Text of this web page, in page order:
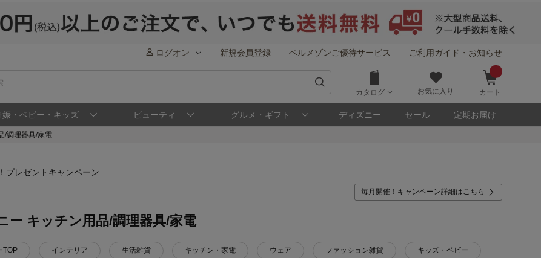
ログオン 新規会員登録 ベルメゾンご優待サービス ご利用ガイド・お知らせ
カタログ お気に入り カート
娠・ベビー・キッズ ビューティ グルメ・ギフト ディズニー セール 定期お届け
/調理器具/家電
毎月開催！キャンペーン詳細はこちら
ー キッチン用品/調理器具/家電
TOP インテリア 生活雑貨 キッチン・家電 ウェア ファッション雑貨 キッズ・ベビー